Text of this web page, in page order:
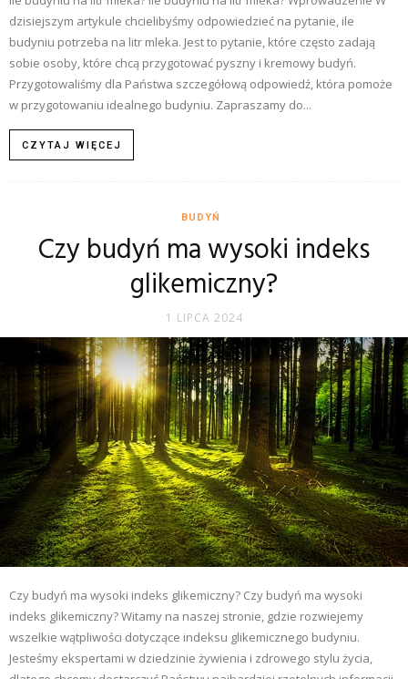
dzisiejszym artykule chcielibyśmy odpowiedzieć na pytanie, ile
budyniu potrzeba na litr mleka. Jest to pytanie, które często zadają
sobie osoby, które chcą przygotować pyszny i kremowy budyń.
Przygotowaliśmy dla Państwa szczegółową odpowiedź, która pomoże
w przygotowaniu idealnego budyniu. Zapraszamy do...
CZYTAJ WIĘCEJ
BUDYŃ
Czy budyń ma wysoki indeks
glikemiczny?
1 LIPCA 2024
Czy budyń ma wysoki indeks glikemiczny? Czy budyń ma wysoki
indeks glikemiczny? Witamy na naszej stronie, gdzie rozwiejemy
wszelkie wątpliwości dotyczące indeksu glikemicznego budyniu.
Jesteśmy ekspertami w dziedzinie żywienia i zdrowego stylu życia,